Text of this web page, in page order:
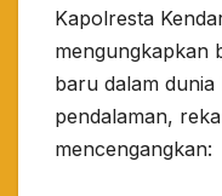
​Kapolresta
mengungkapkan
baru dalam
pendalaman,
mencengangkan: